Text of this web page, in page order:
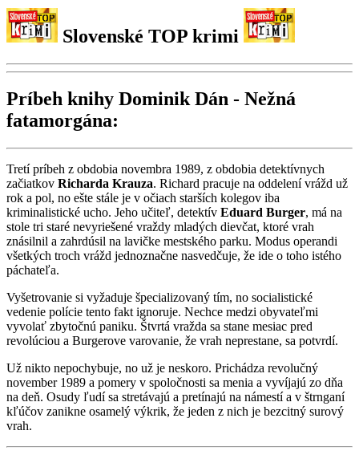
Slovenské TOP krimi
Príbeh knihy Dominik Dán - Nežná
fatamorgána:
Tretí príbeh z obdobia novembra 1989, z obdobia detektívnych
začiatkov Richarda Krauza. Richard pracuje na oddelení vrážd už
rok a pol, no ešte stále je v očiach starších kolegov iba
kriminalistické ucho. Jeho učiteľ, detektív Eduard Burger, má na
stole tri staré nevyriešené vraždy mladých dievčat, ktoré vrah
znásilnil a zahrdúsil na lavičke mestského parku. Modus operandi
všetkých troch vrážd jednoznačne nasvedčuje, že ide o toho istého
páchateľa.
Vyšetrovanie si vyžaduje špecializovaný tím, no socialistické
vedenie polície tento fakt ignoruje. Nechce medzi obyvateľmi
vyvolať zbytočnú paniku. Štvrtá vražda sa stane mesiac pred
revolúciou a Burgerove varovanie, že vrah neprestane, sa potvrdí.
Už nikto nepochybuje, no už je neskoro. Prichádza revolučný
november 1989 a pomery v spoločnosti sa menia a vyvíjajú zo dňa
na deň. Osudy ľudí sa stretávajú a pretínajú na námestí a v štrnganí
kľúčov zanikne osamelý výkrik, že jeden z nich je bezcitný surový
vrah.